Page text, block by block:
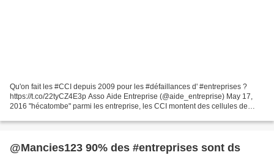
Qu'on fait les #CCI depuis 2009 pour les #défaillances d' #entreprises ?
https://t.co/22tyCZ4E3p Asso Aide Entreprise (@aide_entreprise) May 17,
2016 "hécatombe" parmi les entreprise, les CCI montent des cellules de
@Mancies123 90% des #entreprises sont ds